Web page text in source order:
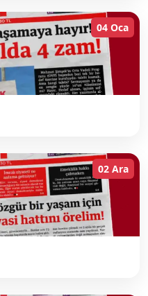
04 Oca
02 Ara